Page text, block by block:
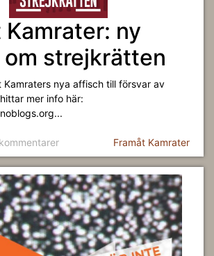
Kamrater: ny
strejkrätten
Kamraters nya affisch till försvar av
mer info här:
Framåt Kamrater